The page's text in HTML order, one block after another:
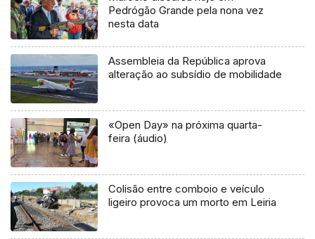
Pedrógão Grande pela nona vez
nesta data
Assembleia da República aprova
alteração ao subsídio de mobilidade
«Open Day» na próxima quarta-
feira (áudio)
Colisão entre comboio e veículo
ligeiro provoca um morto em Leiria